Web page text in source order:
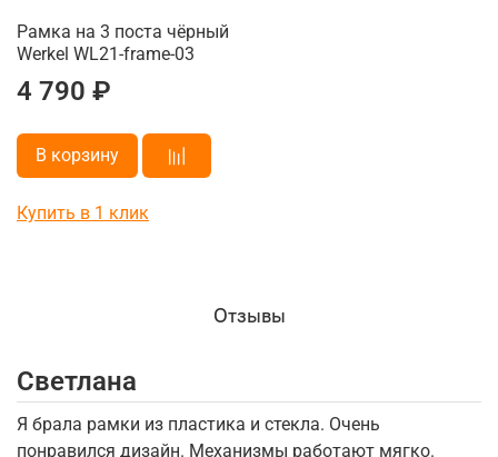
Рамка на 3 поста чёрный
Werkel WL21-frame-03
4 790 ₽
В корзину
Купить в 1 клик
Отзывы
Светлана
Я брала рамки из пластика и стекла. Очень
понравился дизайн. Механизмы работают мягко.